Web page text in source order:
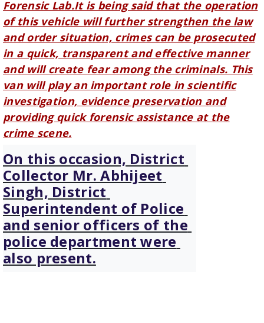
and order situation, crimes can be prosecuted
in a quick, transparent and effective manner
and will create fear among the criminals. This
van will play an important role in scientific
investigation, evidence preservation and
providing quick forensic assistance at the
crime scene.
On this occasion, District
Collector Mr. Abhijeet
Singh, District
Superintendent of Police
and senior officers of the
police department were
also present.